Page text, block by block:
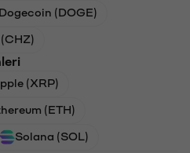
Dogecoin (DOGE)
(XRP)
(ETH)
Solana (SOL)